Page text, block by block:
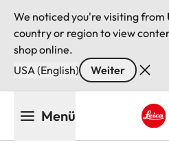
We noticed you're visiting from
country or region to view
shop online.
USA (English)
Weiter
Menü